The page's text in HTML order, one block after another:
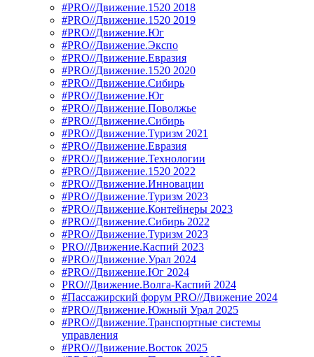
#PRO//Движение.1520 2018
#PRO//Движение.1520 2019
#PRO//Движение.Юг
#PRO//Движение.Экспо
#PRO//Движение.Евразия
#PRO//Движение.1520 2020
#PRO//Движение.Сибирь
#PRO//Движение.Юг
#PRO//Движение.Поволжье
#PRO//Движение.Сибирь
#PRO//Движение.Туризм 2021
#PRO//Движение.Евразия
#PRO//Движение.Технологии
#PRO//Движение.1520 2022
#PRO//Движение.Инновации
#PRO//Движение.Туризм 2023
#PRO//Движение.Контейнеры 2023
#PRO//Движение.Сибирь 2022
#PRO//Движение.Туризм 2023
PRO//Движение.Каспий 2023
#PRO//Движение.Урал 2024
#PRO//Движение.Юг 2024
PRO//Движение.Волга-Каспий 2024
#Пассажирский форум PRO//Движение 2024
#PRO//Движение.Южный Урал 2025
#PRO//Движение.Транспортные системы
управления
#PRO//Движение.Восток 2025